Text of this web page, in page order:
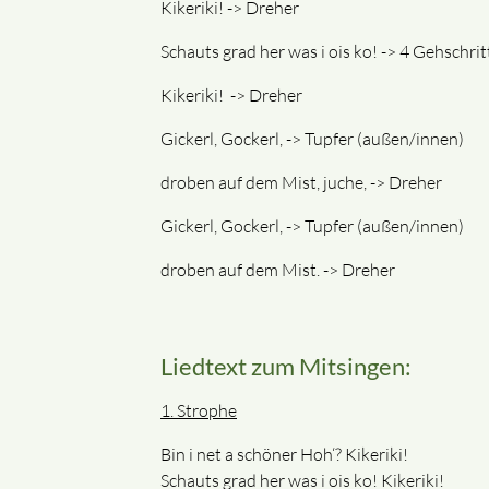
Kikeriki! -> Dreher
Schauts grad her was i ois ko! -> 4
Kikeriki! -> Dreher
Gickerl, Gockerl, -> Tupfer (außen/innen)
droben auf dem Mist, juche, -> Dreher
Gickerl, Gockerl, -> Tupfer (außen/innen)
droben auf dem Mist. -> Dreher
Liedtext zum Mitsingen:
1. Strophe
Bin i net a schöner Hoh‘? Kikeriki!
Schauts grad her was i ois ko! Kikeriki!